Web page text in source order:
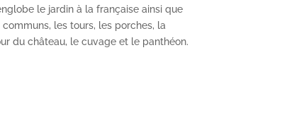
le jardin à la française ainsi que
les tours, les porches, la
du château, le cuvage et le panthéon.